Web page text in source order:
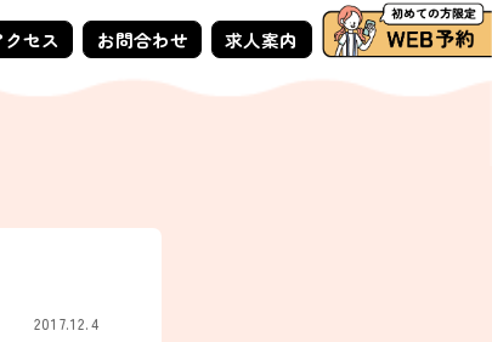
クセス お問合わせ 求人案内
2017.12.4